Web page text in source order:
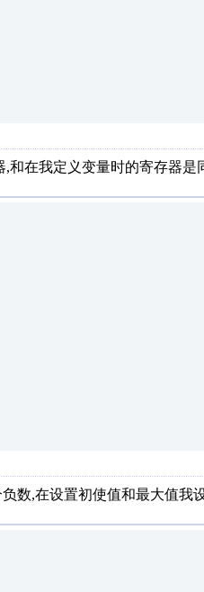
和在我定义变量时的寄存器是
数,在设置初使值和最大值我